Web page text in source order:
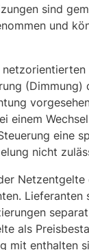
sind
und
(Dimmung)
einem
eine
nicht
Lieferanten
als
mit enthalten